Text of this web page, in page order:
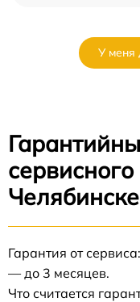
У меня
Челябинске
Гарантия от
— до 3 месяцев.
Что считается